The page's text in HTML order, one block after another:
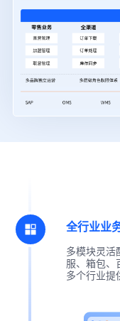
全行业业
多模块灵活
服、箱包、
多个行业提